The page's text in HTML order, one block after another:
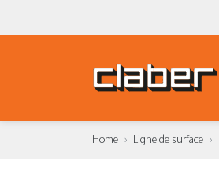
Home Ligne de surface